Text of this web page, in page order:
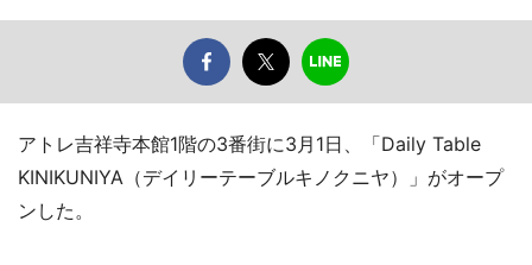
アトレ吉祥寺本館1階の3番街に3月1日、「Daily Table
KINIKUNIYA（デイリーテーブルキノクニヤ）」がオープ
ンした。